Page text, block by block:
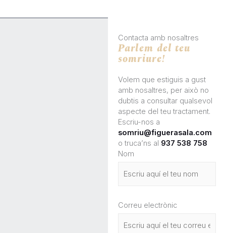
Contacta amb nosaltres
Parlem del teu
somriure!
Volem que estiguis a gust
amb nosaltres, per això no
dubtis a consultar qualsevol
aspecte del teu tractament.
Escriu-nos a
somriu@figuerasala.com
o truca’ns al 937 538 758
Nom
Correu electrònic